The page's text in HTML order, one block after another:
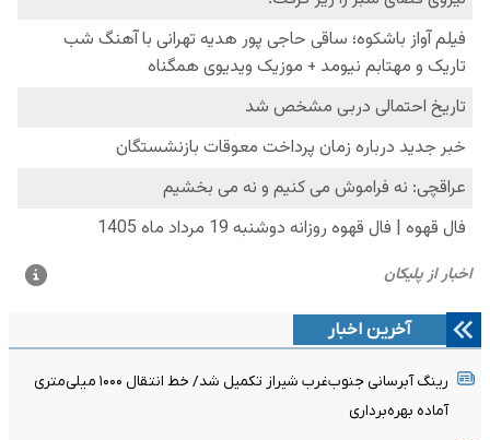
آخرین اخبار
رینگ آبرسانی جنوب‌غرب شیراز تکمیل شد/ خط انتقال ۱۰۰۰ میلی‌متری
آماده بهره‌برداری